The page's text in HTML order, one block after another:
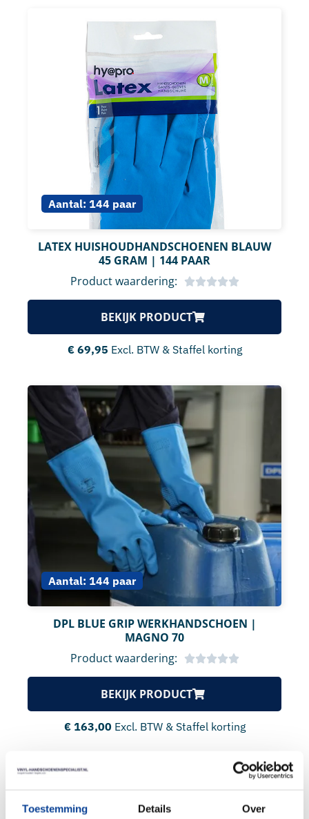
Toestemming Details Over
Aantal: 144 paar
LATEX HUISHOUDHANDSCHOENEN BLAUW
45 GRAM | 144 PAAR
Product waardering:
BEKIJK PRODUCT
€69,95 Excl. BTW & Staffel korting
Aantal: 144 paar
DPL BLUE GRIP WERKHANDSCHOEN |
MAGNO 70
Product waardering:
BEKIJK PRODUCT
€163,00 Excl. BTW & Staffel korting